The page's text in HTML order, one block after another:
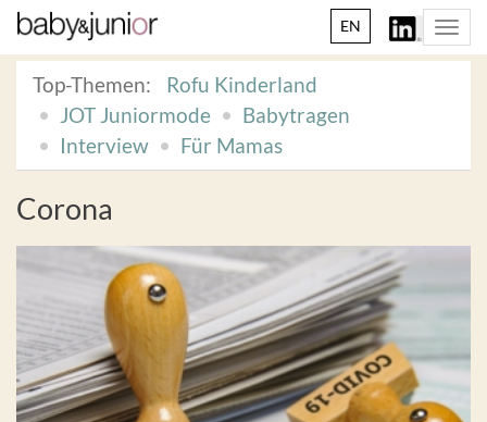
EN
Top-Themen:
Rofu Kinderland
JOT Juniormode
Babytragen
Interview
Für Mamas
Corona